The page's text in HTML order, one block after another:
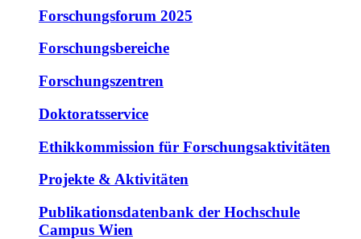
Forschungsforum 2025
Forschungsbereiche
Forschungszentren
Doktoratsservice
Ethikkommission für Forschungsaktivitäten
Projekte & Aktivitäten
Publikationsdatenbank der Hochschule
Campus Wien